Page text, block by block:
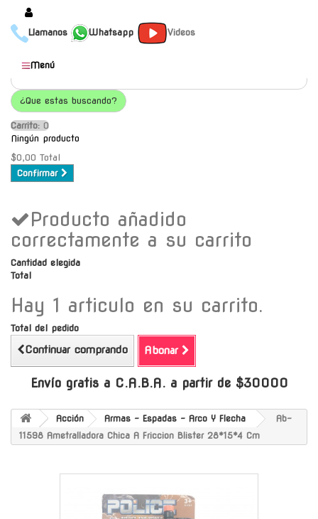
Llamanos Whatsapp Videos
Productos
Populares
Categorías
Marcas
Mayoristas
Contacto
Envío gratis a C.A.B.A. a
partir de $30000
Menú
¿Que estas buscando?
Carrito: O
Ningún producto
$0,00 Total
Confirmar
Producto añadido
correctamente a su carrito
Cantidad elegida
Total
Hay 1 articulo en su carrito.
Total del pedido
Continuar comprando Abonar
Envío gratis a C.A.B.A. a partir de $30000
Acción Armas - Espadas - Arco Y Flecha
Ab-
11598 Ametralladora Chica A Friccion Blister 28*15*4 Cm